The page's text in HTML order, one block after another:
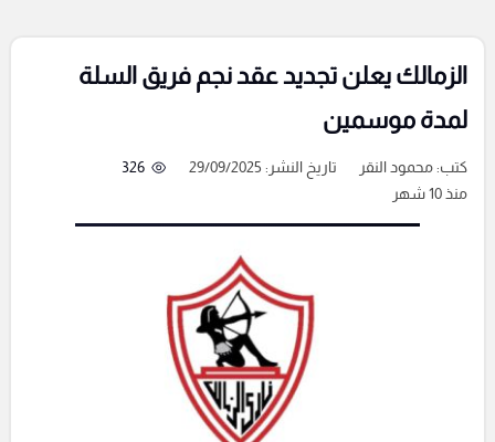
الزمالك يعلن تجديد عقد نجم فريق السلة
لمدة موسمين
كتب:محمود النقر تاريخ النشر: 29/09/2025
326
منذ 10 شهر